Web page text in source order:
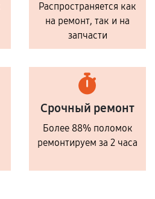
Распространяется как
на ремонт, так и на
запчасти
Срочный ремонт
Более 88% поломок
ремонтируем за 2 часа